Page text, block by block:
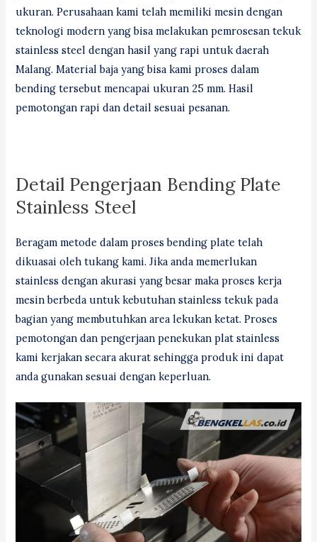
ukuran. Perusahaan kami telah memiliki mesin dengan
teknologi modern yang bisa melakukan pemrosesan tekuk
stainless steel dengan hasil yang rapi untuk daerah
Malang. Material baja yang bisa kami proses dalam
bending tersebut mencapai ukuran 25 mm. Hasil
pemotongan rapi dan detail sesuai pesanan.
Detail Pengerjaan Bending Plate
Stainless Steel
Beragam metode dalam proses bending plate telah
dikuasai oleh tukang kami. Jika anda memerlukan
stainless dengan akurasi yang besar maka proses kerja
mesin berbeda untuk kebutuhan stainless tekuk pada
bagian yang membutuhkan area lekukan ketat. Proses
pemotongan dan pengerjaan penekukan plat stainless
kami kerjakan secara akurat sehingga produk ini dapat
anda gunakan sesuai dengan keperluan.